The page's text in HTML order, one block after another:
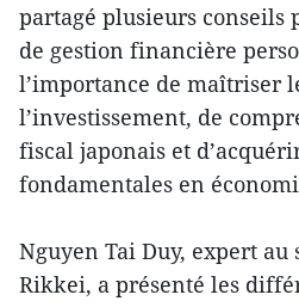
partagé plusieurs conseils
de gestion financière
l’importance de maîtriser
l’investissement, de
fiscal japonais et
fondamentales en
Nguyen Tai Duy, expert au
Rikkei, a présenté les